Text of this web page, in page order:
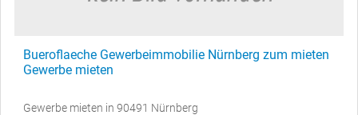
Bueroflaeche Gewerbeimmobilie Nürnberg zum mieten
Gewerbe mieten
Gewerbe mieten in 90491 Nürnberg